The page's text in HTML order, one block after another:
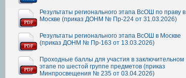
Результаты регионального этапа ВсОШ по праву в
Москве (приказ ДОНМ № Пр-224 от 31.03.2026)
Результаты регионального этапа ВсОШ в Москве
(приказ ДОНМ № Пр-163 от 13.03.2026)
Проходные баллы для участия в заключительном
этапе по шестой группе предметов (приказ
Минпросвещения № 235 от 03.04.2026)